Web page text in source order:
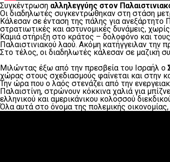
Συγκέντρωση αλληλεγγύης στον
Οι διαδηλωτές συγκεντρώθηκαν στη στάση
Κάλεσαν σε ένταση της πάλης για ανεξάρτητο
στρατιωτικές και αστυνομικές δυνάμεις,
Καμιά στήριξη στο κράτος – δολοφόνο και
Παλαιστινιακού λαού. Ακόμη κατήγγειλαν
Στο τέλος, οι διαδηλωτές κάλεσαν σε μαζική
Μιλώντας έξω από την πρεσβεία του Ισραήλ ο
χώρας στους σχεδιασμούς φαίνεται και στην
Την ώρα που ο λαός στενάζει από την
Παλαιστίνη, στρώνουν κόκκινα χαλιά για
ελληνικού και αμερικάνικου κολοσσού
Όλα αυτά στο όνομα της πολεμικής